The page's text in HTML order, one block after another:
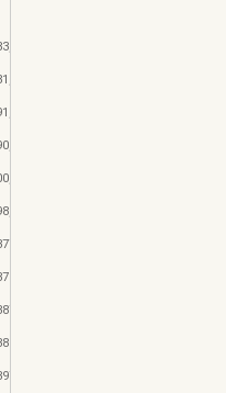
￥146,200￥99,500￥87,800
￥183,700￥105,400￥92,400
￥146,200￥99,500￥87,800
￥183,700￥105,400￥92,400
￥146,200￥99,500￥87,800
￥183,700￥105,400￥92,4008
￥146,200￥110,100￥96,800
￥183,700￥116,100￥101,500
￥146,200￥110,100￥96,800
￥183,700￥116,100￥101,500
￥146,200￥110,100￥96,800